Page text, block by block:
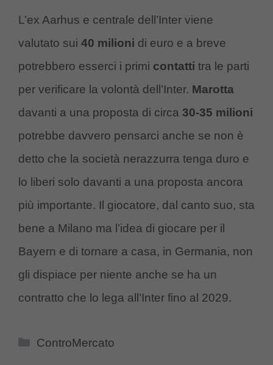
L’ex Aarhus e centrale dell’Inter viene
valutato sui 40 milioni di euro e a breve
potrebbero esserci i primi contatti tra le parti
per verificare la volontà dell’Inter. Marotta
davanti a una proposta di circa 30-35 milioni
potrebbe davvero pensarci anche se non è
detto che la società nerazzurra tenga duro e
lo liberi solo davanti a una proposta ancora
più importante. Il giocatore, dal canto suo, sta
bene a Milano ma l’idea di giocare per il
Bayern e di tornare a casa, in Germania, non
gli dispiace per niente anche se ha un
contratto che lo lega all’Inter fino al 2029.
Categorie
ControMercato